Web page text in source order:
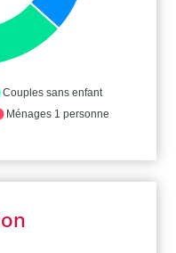
Couples sans enfant
Ménages 1 personne